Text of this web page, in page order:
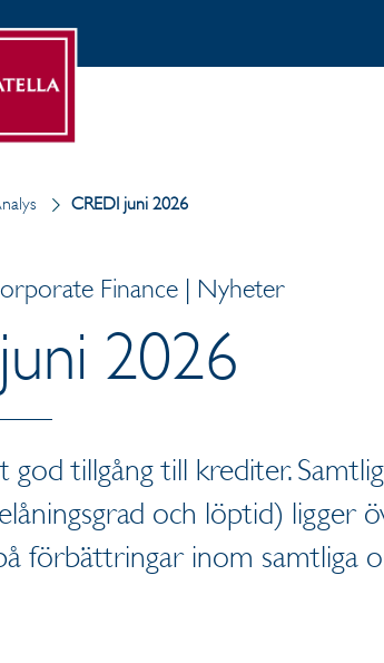
CREDI juni 2026
Finance | Nyheter
2026
tillgång till krediter.
och löptid) ligger
förbättringar inom samtliga